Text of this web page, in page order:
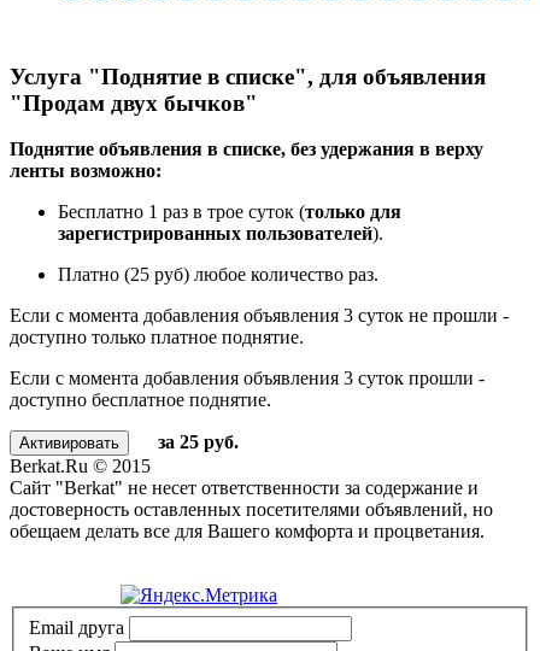
Услуга "Поднятие в списке", для объявления
"Продам двух бычков"
Поднятие объявления в списке, без удержания в верху
ленты возможно:
Бесплатно 1 раз в трое суток (только для
зарегистрированных пользователей).
Платно (25 руб) любое количество раз.
Если с момента добавления объявления 3 суток не прошли -
доступно только платное поднятие.
Если с момента добавления объявления 3 суток прошли -
доступно бесплатное поднятие.
за 25 руб.
Berkat.Ru © 2015
Сайт "Berkat" не несет ответственности за содержание и
достоверность оставленных посетителями объявлений, но
обещаем делать все для Вашего комфорта и процветания.
Email друга